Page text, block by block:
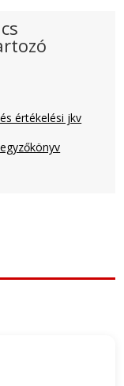
értékelési jkv